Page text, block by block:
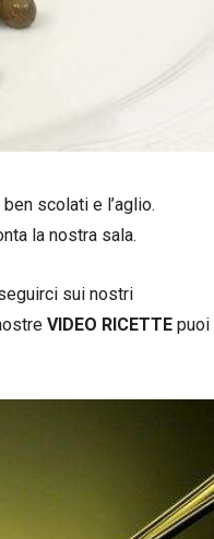
scolati e l’aglio.
la nostra sala.
sui nostri
VIDEO RICETTE puoi